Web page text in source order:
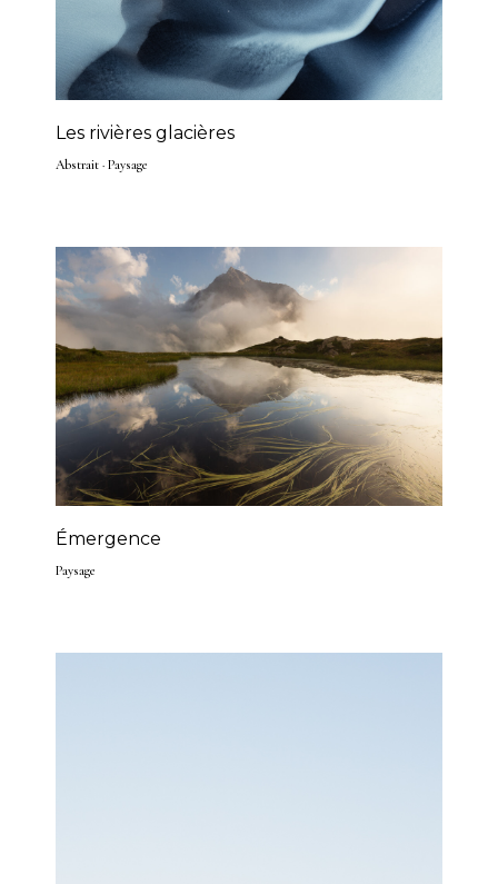
Les rivières glacières
Abstrait · Paysage
Émergence
Paysage